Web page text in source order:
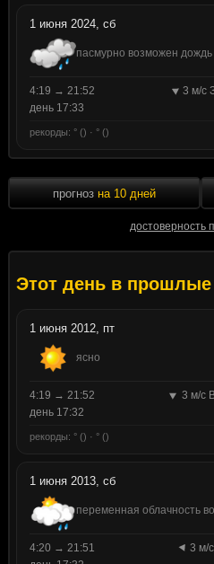
1 июня 2024, сб
пасмурно возможен дождь
4:19 → 21:52
3 м/с
день 17:33
рекорды: ° () · ° ()
прогноз на 10 дней
достоверность
Этот день в прошлые
1 июня 2012, пт
ясно
4:19 → 21:52
3 м/с
день 17:32
рекорды: ° () · ° ()
1 июня 2013, сб
переменная облачность
4:20 → 21:51
3 м/